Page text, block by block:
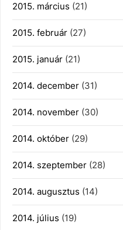
2015. március (21)
2015. február (27)
2015. január (21)
2014. december (31)
2014. november (30)
2014. október (29)
2014. szeptember (28)
2014. augusztus (14)
2014. július (19)